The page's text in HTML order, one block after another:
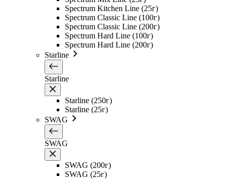
Spectrum Kitchen Line (25г)
Spectrum Classic Line (100г)
Spectrum Classic Line (200г)
Spectrum Hard Line (100г)
Spectrum Hard Line (200г)
Starline
Starline
Starline (250г)
Starline (25г)
SWAG
SWAG
SWAG (200г)
SWAG (25г)